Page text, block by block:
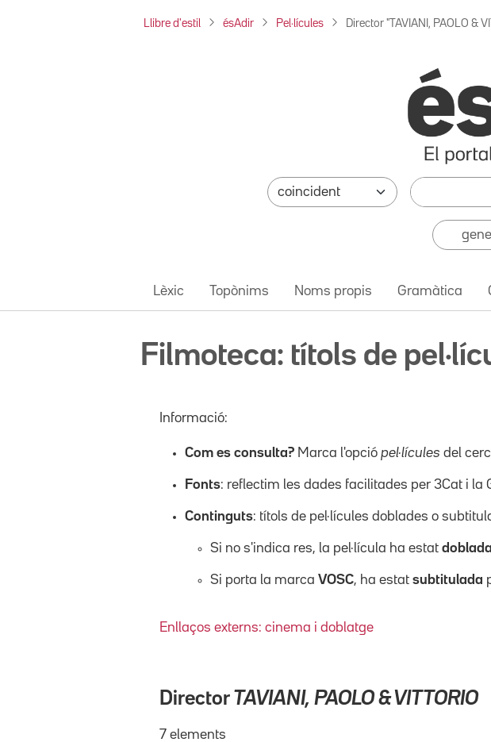
Llibre d'estil ésAdir Pel·lícules Director "TAVIANI, PAOLO &
Lèxic Topònims Noms propis Gramàtica
Filmoteca: títols de
Informació:
Com es consulta? Marca l'opció pel·lícules del
Fonts: reflectim les dades facilitades per 3Cat i la
Continguts: títols de pel·lícules doblades o
Si no s'indica res, la pel·lícula ha estat doblada
Si porta la marca VOSC, ha estat subtitulada
Enllaços externs: cinema i doblatge
Director TAVIANI, PAOLO & VITTORIO
7 elements